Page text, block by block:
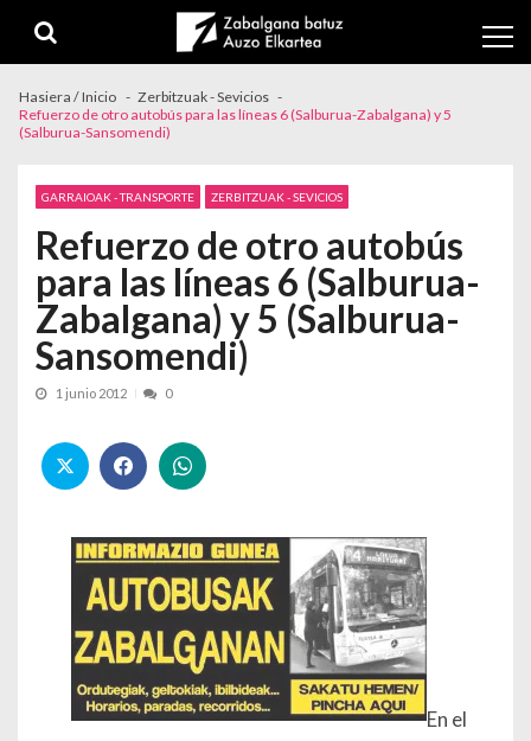
Hasiera / Inicio
Zerbitzuak - Sevicios
Refuerzo de otro autobús para las líneas 6 (Salburua-Zabalgana) y 5
(Salburua-Sansomendi)
GARRAIOAK - TRANSPORTE ZERBITZUAK - SEVICIOS
Refuerzo de otro autobús
para las líneas 6 (Salburua-
Zabalgana) y 5 (Salburua-
Sansomendi)
1 junio 2012 0
En el